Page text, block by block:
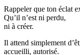
Rappeler que ton éclat
Qu’il n’est ni perdu,
ni à créer.
Il attend simplement
accueilli, autorisé.